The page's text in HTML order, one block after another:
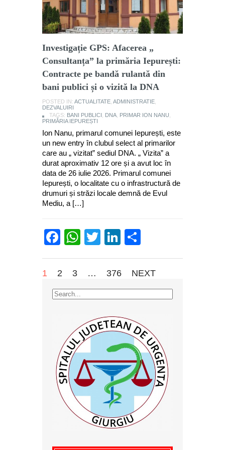
Investigație GPS: Afacerea „
Consultanța” la primăria Iepurești:
Contracte pe bandă rulantă din
bani publici și o vizită la DNA
POSTED IN: ACTUALITATE ADMINISTRATIE
DEZVALUIRI
TAGS: BANI PUBLICI DNA PRIMAR ION NANU
PRIMĂRIA IEPUREȘTI
Ion Nanu, primarul comunei Iepurești, este
un new entry în clubul select al primarilor
care au „ vizitat” sediul DNA. „ Vizita” a
durat aproximativ 12 ore și a avut loc în
data de 26 iulie 2026. Primarul comunei
Iepurești, o localitate cu o infrastructură de
drumuri și străzi locale demnă de Evul
Mediu, a […]
Facebook
WhatsApp
TwitterLinkedIn
1 2 3 … 376 NEXT